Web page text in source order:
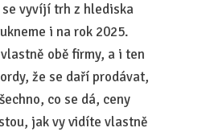
vyvíjí trh z hlediska
i na rok 2025.
obě firmy, a i ten
že se daří prodávat,
co se dá, ceny
jak vy vidíte vlastně